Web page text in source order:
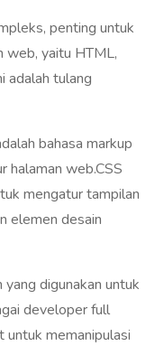
penting untuk
web, yaitu HTML,
adalah tulang
bahasa markup
halaman web.CSS
mengatur tampilan
elemen desain
digunakan untuk
developer full
untuk memanipulasi